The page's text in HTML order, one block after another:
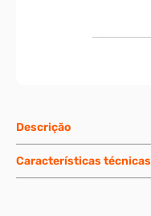
Descrição
Características técnicas